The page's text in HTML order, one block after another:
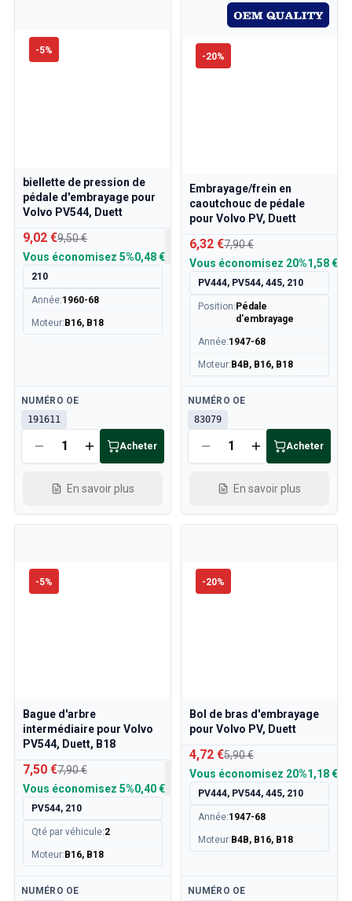
-5%
biellette de pression de
pédale d'embrayage pour
Volvo PV544, Duett
9,02 €9,50 €
Vous économisez 5%0,48 €
210
Année:1960-68
Moteur: B16, B18
Disponible
NUMÉRO OE
191611
Acheter
En savoir plus
-20%
Embrayage/frein en
caoutchouc de pédale
pour Volvo PV, Duett
6,32 €7,90 €
Vous économisez 20%1,58 €
PV444, PV544, 445, 210
Position: Pédale
d'embrayage
Année:1947-68
Moteur: B4B, B16, B18
Disponible
NUMÉRO OE
83079
Acheter
En savoir plus
-5%
Bague d'arbre
intermédiaire pour Volvo
PV544, Duett, B18
7,50 €7,90 €
Vous économisez 5%0,40 €
PV544, 210
Qté par véhicule:2
Moteur: B16, B18
Disponible
NUMÉRO OE
-20%
Bol de bras d'embrayage
pour Volvo PV, Duett
4,72 €5,90 €
Vous économisez 20%1,18 €
PV444, PV544, 445, 210
Année:1947-68
Moteur: B4B, B16, B18
Disponible
NUMÉRO OE